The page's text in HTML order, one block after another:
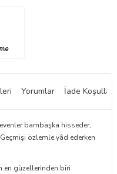
Yorumlar İade Koşulları
bambaşka hisseder,
özlemle yâd ederken
en güzellerinden biri